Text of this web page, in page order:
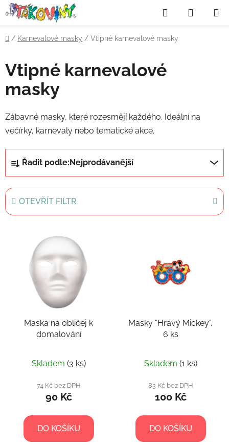
Přejít
na
obsah
Hledat
KOŠÍK
Domů
/ Karnevalové masky / Vtipné karnevalové masky
Vtipné karnevalové
masky
Zábavné masky, které rozesmějí každého. Ideální na
večírky, karnevaly nebo tematické akce.
a
z
e
n
Řadit podle: Nejprodávanější
OTEVŘÍT FILTR
Maska na obličej k
domalování
Skladem (3 ks)
74 Kč bez DPH
90 Kč
DO KOŠÍKU
Masky "Hravý Mickey",
6 ks
Skladem (1 ks)
83 Kč bez DPH
100 Kč
DO KOŠÍKU